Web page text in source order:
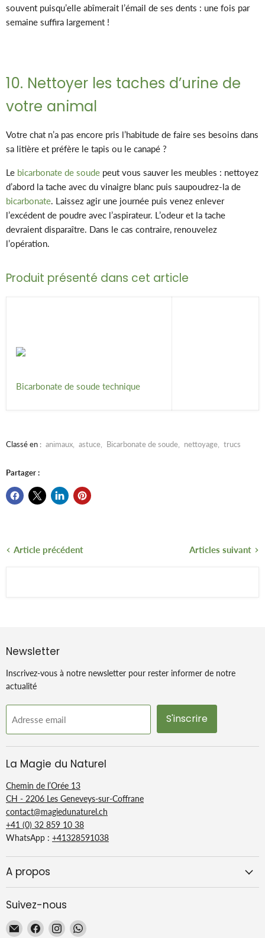
souvent puisqu’elle abîmerait l’émail de ses dents : une fois par
semaine suffira largement !
10. Nettoyer les taches d’urine de
votre animal
Votre chat n’a pas encore pris l’habitude de faire ses besoins dans
sa litière et préfère le tapis ou le canapé ?
Le bicarbonate de soude peut vous sauver les meubles : nettoyez
d’abord la tache avec du vinaigre blanc puis saupoudrez-la de
bicarbonate. Laissez agir une journée puis venez enlever
l’excédent de poudre avec l’aspirateur. L’odeur et la tache
devraient disparaître. Dans le cas contraire, renouvelez
l’opération.
Produit présenté dans cet article
Bicarbonate de soude technique
Classé en : animaux astuce Bicarbonate de soude nettoyage trucs
Partager :
Article précédent Articles suivant
Newsletter
Inscrivez-vous à notre newsletter pour rester informer de notre
actualité
Adresse email S'inscrire
La Magie du Naturel
Chemin de l’Orée 13
CH - 2206 Les Geneveys-sur-Coffrane
contact@magiedunaturel.ch
+41 (0) 32 859 10 38
WhatsApp : +41328591038
A propos
Suivez-nous
EmailTrouvez-Trouvez-Trouvez-